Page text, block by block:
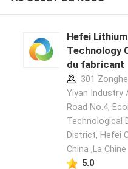
Hefei
Technology
du fabricant
301
Yiyan Industry
Road No.4,
Technological
District, Hefei
China ,La Chine
5.0